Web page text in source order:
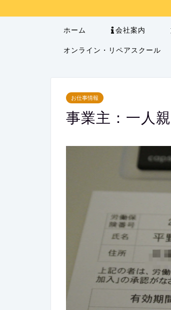
ホーム 会社案内
オンライン・リペアスクール
お仕事情報
事業主：一人